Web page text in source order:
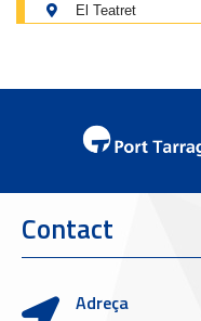
El Teatret
Contact
Adreça